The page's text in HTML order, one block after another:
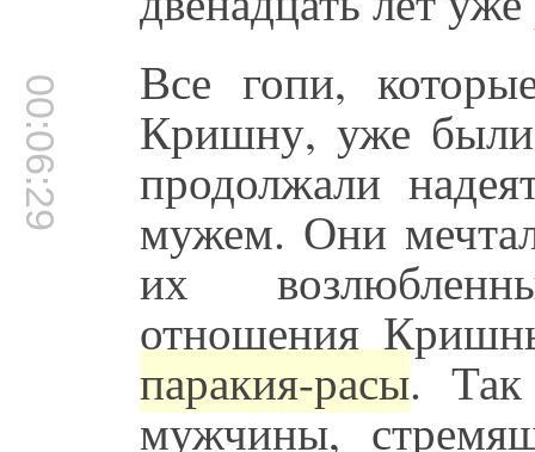
00:06:29 Все гопи,
Кришну, уже
продолжали
мужем. Они
их
отношения
паракия-расы. Так
мужчины,